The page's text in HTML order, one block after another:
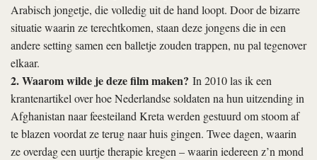
Arabisch jongetje, die volledig uit de hand loopt. Door de bizarre
situatie waarin ze terechtkomen, staan deze jongens die in een
andere setting samen een balletje zouden trappen, nu pal tegenover
elkaar.
2. Waarom wilde je deze film maken? In 2010 las ik een
krantenartikel over hoe Nederlandse soldaten na hun uitzending in
Afghanistan naar feesteiland Kreta werden gestuurd om stoom af
te blazen voordat ze terug naar huis gingen. Twee dagen, waarin
ze overdag een uurtje therapie kregen – waarin iedereen z’n mond